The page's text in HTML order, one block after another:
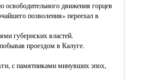
движения горцев
позволения» переехал в
губернских властей.
проездом в Калуге.
с памятниками минувших эпох,